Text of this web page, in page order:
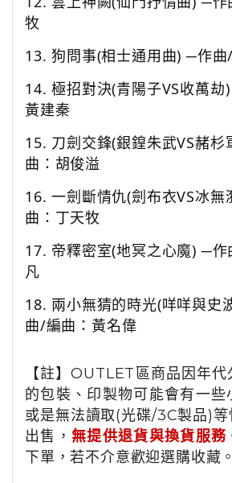
牧
13. 狗問事(相士通用曲)─作曲
14.極招對決(青陽子VS收萬劫
黃建秦
15. 刀劍交鋒(銀鍠朱武VS赭杉
曲：胡俊溢
16.一劍斷情仇(劍布衣VS冰無
曲：丁天牧
17. 帝釋密室(地冥之心魔) ─作
凡
18. 兩小無猜的時光(咩咩與史
曲/編曲：黃名偉
【註】OUTLET區商品因年
的包裝、印製物可能會有一些
或是無法讀取(光碟/3C製品)
出售， 無提供退貨與換貨服務
下單，若不介意歡迎選購收藏。